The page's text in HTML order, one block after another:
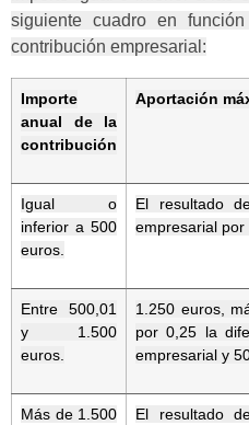
siguiente cuadro en
contribución empresarial:
Importe
anual de la
contribución
Aportación
Igual o
inferior a 500
euros.
El resultado
empresarial por
Entre 500,01
y 1.500
euros.
1.250 euros,
por 0,25 la
empresarial y
Más de 1.500
El resultado